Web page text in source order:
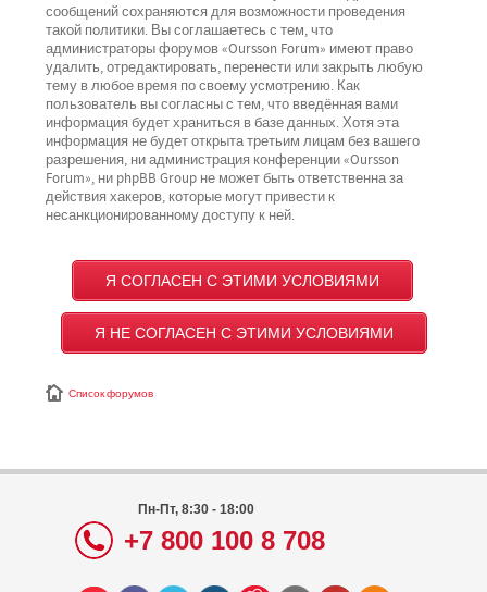
сообщений сохраняются для возможности проведения
такой политики. Вы соглашаетесь с тем, что
администраторы форумов «Oursson Forum» имеют право
удалить, отредактировать, перенести или закрыть любую
тему в любое время по своему усмотрению. Как
пользователь вы согласны с тем, что введённая вами
информация будет храниться в базе данных. Хотя эта
информация не будет открыта третьим лицам без вашего
разрешения, ни администрация конференции «Oursson
Forum», ни phpBB Group не может быть ответственна за
действия хакеров, которые могут привести к
несанкционированному доступу к ней.
Список форумов
Пн-Пт, 8:30 - 18:00
+7 800 100 8 708